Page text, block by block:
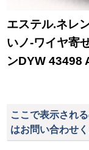
エステル.ネレ
いノ-ワイヤ寄
ンDYW 43498
ここで表示され
はお問い合わせく